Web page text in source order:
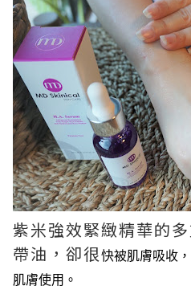
紫米強效緊緻精華的
帶油 ，卻很快被肌膚吸收
肌膚使用 。